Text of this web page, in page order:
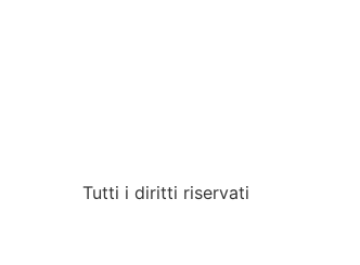
Tutti i diritti riservati